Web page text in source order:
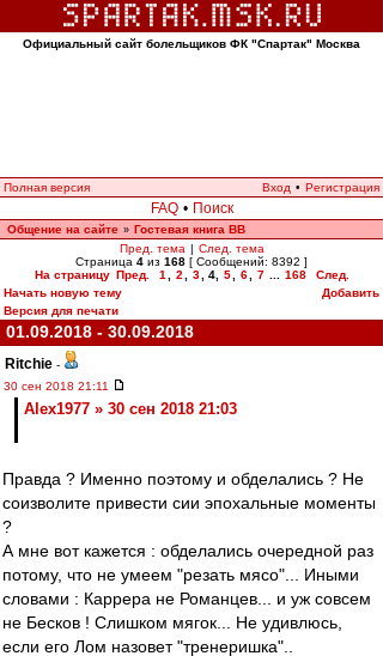
Официальный сайт болельщиков ФК "Спартак" Москва
Полная версия Вход • Регистрация
FAQ • Поиск
Общение на сайте » Гостевая книга ВВ
Пред. тема | След. тема
Страница 4 из 168 [ Сообщений: 8392 ]
На страницу Пред. 1 2 3 4, 5 6 7 168
След.
Начать новую тему
Добавить
Версия для печати
01.09.2018 - 30.09.2018
Ritchie -
30 сен 2018 21:11
Alex1977 » 30 сен 2018 21:03
Правда ? Именно поэтому и обделались ? Не
соизволите привести сии эпохальные моменты
?
А мне вот кажется : обделались очередной раз
потому, что не умеем "резать мясо"... Иными
словами : Каррера не Романцев... и уж совсем
не Бесков ! Слишком мягок... Не удивлюсь,
если его Лом назовет "тренеришка"..